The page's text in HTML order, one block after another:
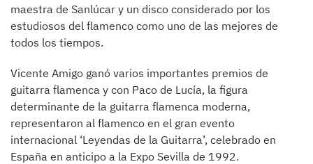
maestra de Sanlúcar y un disco considerado por los
estudiosos del flamenco como uno de las mejores de
todos los tiempos.
Vicente Amigo ganó varios importantes premios de
guitarra flamenca y con Paco de Lucía, la figura
determinante de la guitarra flamenca moderna,
representaron al flamenco en el gran evento
internacional ‘Leyendas de la Guitarra’, celebrado en
España en anticipo a la Expo Sevilla de 1992.